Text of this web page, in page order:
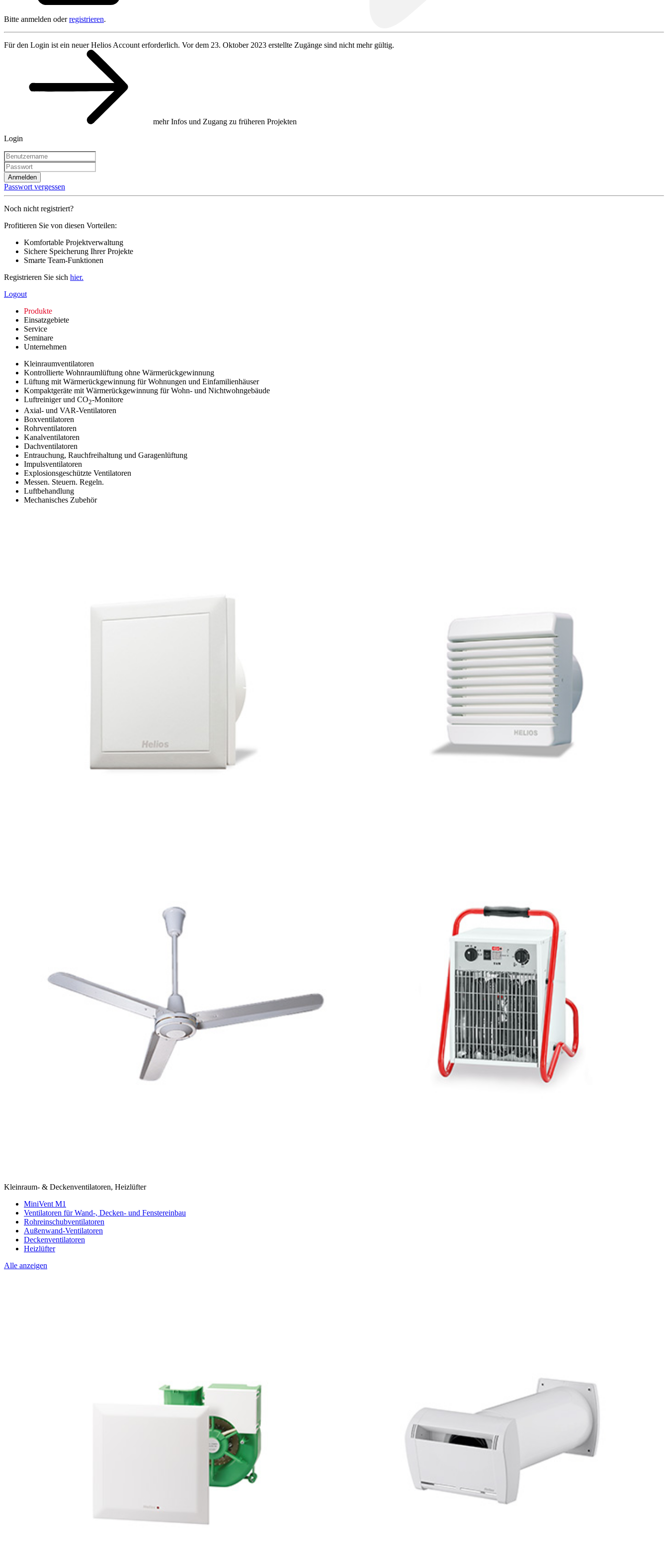
Bitte anmelden oderregistrieren.
Für den Login ist ein neuer Helios Account erforderlich. Vor dem 23. Oktober 2023 erstellte Zugänge sind nicht mehr gültig.
mehr Infos und Zugang zu früheren Projekten
Login
Anmelden
Passwort vergessen
Noch nicht registriert?
Profitieren Sie von diesen Vorteilen:
Komfortable Projektverwaltung
Sichere Speicherung Ihrer Projekte
Smarte Team-Funktionen
Registrieren Sie sich hier.
Logout
Produkte
Einsatzgebiete
Service
Seminare
Unternehmen
Kleinraumventilatoren
Kontrollierte Wohnraumlüftung ohne Wärmerückgewinnung
Lüftung mit Wärmerückgewinnung für Wohnungen und Einfamilienhäuser
Kompaktgeräte mit Wärmerückgewinnung für Wohn- und Nichtwohngebäude
Luftreiniger und CO2-Monitore
Axial- und VAR-Ventilatoren
Boxventilatoren
Rohrventilatoren
Kanalventilatoren
Dachventilatoren
Entrauchung, Rauchfreihaltung und Garagenlüftung
Impulsventilatoren
Explosionsgeschützte Ventilatoren
Messen. Steuern. Regeln.
Luftbehandlung
Mechanisches Zubehör
Kleinraum- & Deckenventilatoren, Heizlüfter
MiniVent M1
Ventilatoren für Wand-, Decken- und Fenstereinbau
Rohreinschubventilatoren
Außenwand-Ventilatoren
Deckenventilatoren
Heizlüfter
Alle anzeigen